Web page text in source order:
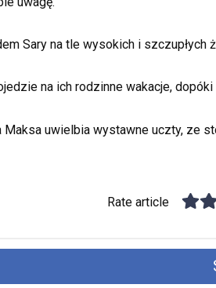
Sary na tle wysokich i szczupłych
na ich rodzinne wakacje,
uwielbia wystawne uczty, ze
Rate article